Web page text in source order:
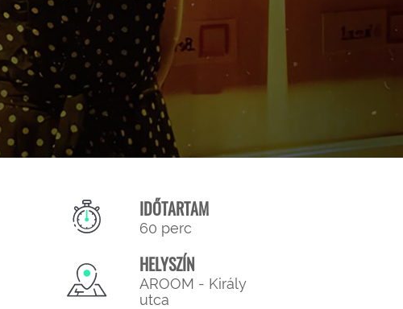
IDŐTARTAM
60 perc
HELYSZÍN
AROOM - Király
utca